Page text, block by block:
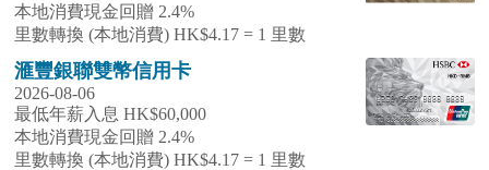
本地消費現金回贈 2.4%
里數轉換 (本地消費) HK$4.17 = 1 里數
滙豐銀聯雙幣信用卡
2026-08-06
最低年薪入息 HK$60,000
本地消費現金回贈 2.4%
里數轉換 (本地消費) HK$4.17 = 1 里數